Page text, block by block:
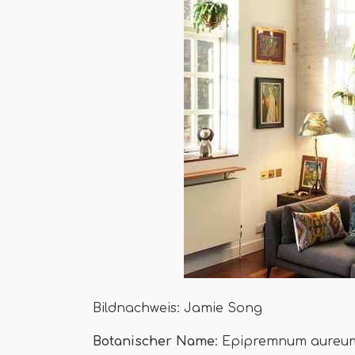
Bildnachweis: Jamie Song
Botanischer Name: Epipremnum